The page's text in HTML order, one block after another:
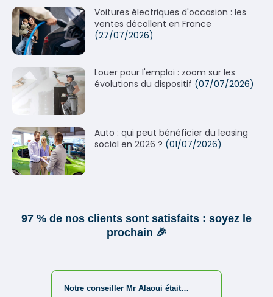
Voitures électriques d'occasion : les
ventes décollent en France
(27/07/2026)
Louer pour l'emploi : zoom sur les
évolutions du dispositif (07/07/2026)
Auto : qui peut bénéficier du leasing
social en 2026 ? (01/07/2026)